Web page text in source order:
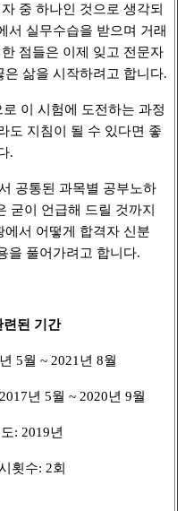
중 하나인 것으로 생각되
서 실무수습을 받으며 거래
점들은 이제 잊고 전문자
삶을 시작하려고 합니다.
이 시험에 도전하는 과정
도 지침이 될 수 있다면 좋
.
공통된 과목별 공부노하
굳이 언급해 드릴 것까지
서 어떻게 합격자 신분
을 풀어가려고 합니다.
련된 기간
5월 ~ 2021년 8월
년 5월 ~ 2020년 9월
: 2019년
횟수: 2회